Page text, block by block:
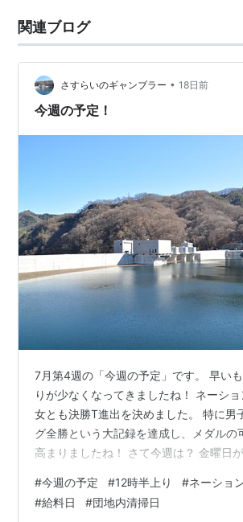
関連ブログ
さすらいのギャンブラー • 18日前
今週の予定！
7月第4週の「今週の予定」です。 早い
りが少なくなってきましたね！ ネーシ
女とも決勝T進出を決めました。 特に男
グ全勝という大記録を達成し、メダルの
高まりましたね！ さて今週は？ 金曜日
で、盆休みをしっかりと多めに取る予定
万全にしたいですね！ 平日は特にないか
#今週の予定 #12時半上り #ネーショ
#給料日 #団地内清掃日